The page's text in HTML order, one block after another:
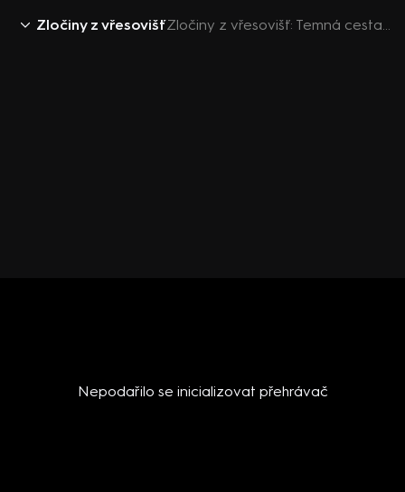
Zločiny z vřesovišť Zločiny z vřesovišť: Temná cesta - upoutávka
Nepodařilo se inicializovat přehrávač